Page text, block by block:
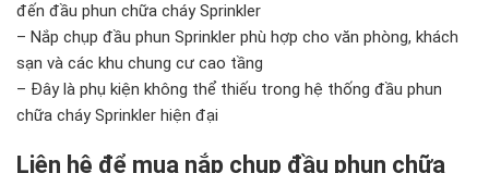
đến đầu phun chữa cháy Sprinkler
– Nắp chụp đầu phun Sprinkler phù hợp cho văn phòng, khách
sạn và các khu chung cư cao tầng
– Đây là phụ kiện không thể thiếu trong hệ thống đầu phun
chữa cháy Sprinkler hiện đại
Liên hệ để mua nắp chụp đầu phun chữa